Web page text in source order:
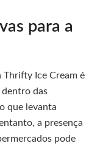
para a
Ice Cream é
dentro das
que levanta
a presença
pode